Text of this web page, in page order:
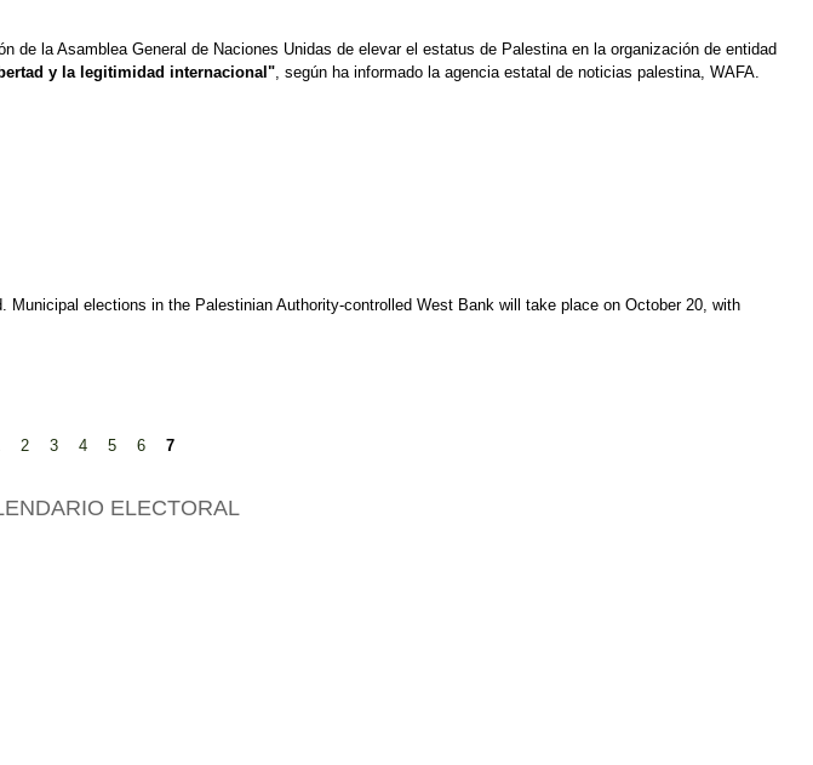
de la Asamblea General de Naciones Unidas de elevar el estatus de Palestina en la organización de entidad
y la legitimidad internacional", según ha informado la agencia estatal de noticias palestina, WAFA.
elections in the Palestinian Authority-controlled West Bank will take place on October 20, with
2 3 4 5 6 7
ELECTORAL